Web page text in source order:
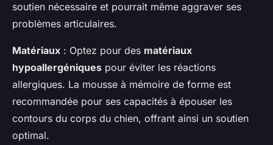
soutien nécessaire et pourrait même aggraver ses
problèmes articulaires.
Matériaux : Optez pour des matériaux
hypoallergéniques pour éviter les réactions
allergiques. La mousse à mémoire de forme est
recommandée pour ses capacités à épouser les
contours du corps du chien, offrant ainsi un soutien
optimal.